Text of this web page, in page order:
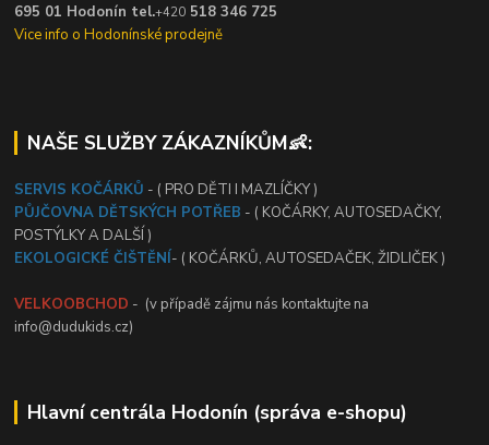
695 01 Hodonín tel.+420 518 346 725
Vice info o Hodonínské prodejně
NAŠE SLUŽBY ZÁKAZNÍKŮM👶:
SERVIS KOČÁRKŮ - ( PRO DĚTI I MAZLÍČKY )
PŮJČOVNA DĚTSKÝCH POTŘEB - ( KOČÁRKY, AUTOSEDAČKY,
POSTÝLKY A DALŠÍ )
EKOLOGICKÉ ČIŠTĚNÍ- ( KOČÁRKŮ, AUTOSEDAČEK, ŽIDLIČEK )
VELKOOBCHOD - (v případě zájmu nás kontaktujte na
info@dudukids.cz)
Hlavní centrála Hodonín (správa e-shopu)